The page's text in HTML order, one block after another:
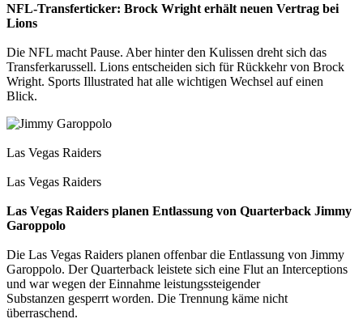
NFL-Transferticker: Brock Wright erhält neuen Vertrag bei
Lions
Die NFL macht Pause. Aber hinter den Kulissen dreht sich das
Transferkarussell. Lions entscheiden sich für Rückkehr von Brock
Wright. Sports Illustrated hat alle wichtigen Wechsel auf einen
Blick.
Las Vegas Raiders
Las Vegas Raiders
Las Vegas Raiders planen Entlassung von Quarterback Jimmy
Garoppolo
Die Las Vegas Raiders planen offenbar die Entlassung von Jimmy
Garoppolo. Der Quarterback leistete sich eine Flut an Interceptions
und war wegen der Einnahme leistungssteigender
Substanzen gesperrt worden. Die Trennung käme nicht
überraschend.